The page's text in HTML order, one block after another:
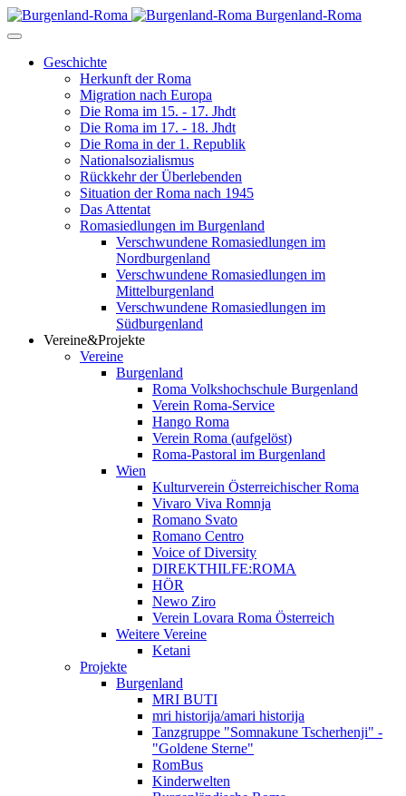
Burgenland-Roma
Geschichte
Herkunft der Roma
Migration nach Europa
Die Roma im 15. - 17. Jhdt
Die Roma im 17. - 18. Jhdt
Die Roma in der 1. Republik
Nationalsozialismus
Rückkehr der Überlebenden
Situation der Roma nach 1945
Das Attentat
Romasiedlungen im Burgenland
Verschwundene Romasiedlungen im
Nordburgenland
Verschwundene Romasiedlungen im
Mittelburgenland
Verschwundene Romasiedlungen im
Südburgenland
Vereine&Projekte
Vereine
Burgenland
Roma Volkshochschule Burgenland
Verein Roma-Service
Hango Roma
Verein Roma (aufgelöst)
Roma-Pastoral im Burgenland
Wien
Kulturverein Österreichischer Roma
Vivaro Viva Romnja
Romano Svato
Romano Centro
Voice of Diversity
DIREKTHILFE:ROMA
HÖR
Newo Ziro
Verein Lovara Roma Österreich
Weitere Vereine
Ketani
Projekte
Burgenland
MRI BUTI
mri historija/amari historija
Tanzgruppe "Somnakune Tscherhenji" -
"Goldene Sterne"
RomBus
Kinderwelten